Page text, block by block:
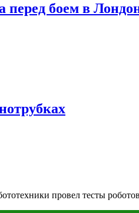
перед боем в
провел тесты роботов